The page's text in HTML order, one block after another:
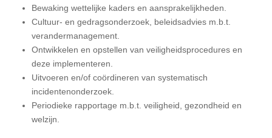
Bewaking wettelijke kaders en aansprakelijkheden.
Cultuur- en gedragsonderzoek, beleidsadvies m.b.t.
verandermanagement.
Ontwikkelen en opstellen van veiligheidsprocedures en
deze implementeren.
Uitvoeren en/of coördineren van systematisch
incidentenonderzoek.
Periodieke rapportage m.b.t. veiligheid, gezondheid en
welzijn.